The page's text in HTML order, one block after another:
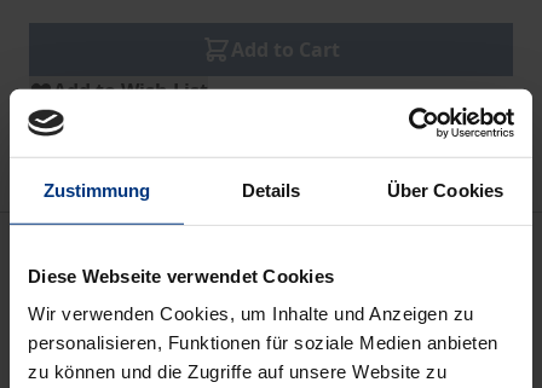
Zustimmung Details Über Cookies
Diese Webseite verwendet Cookies
Wir verwenden Cookies, um Inhalte und Anzeigen zu
personalisieren, Funktionen für soziale Medien anbieten
zu können und die Zugriffe auf unsere Website zu
Add to Wish List
Delivery cost notice
Edition